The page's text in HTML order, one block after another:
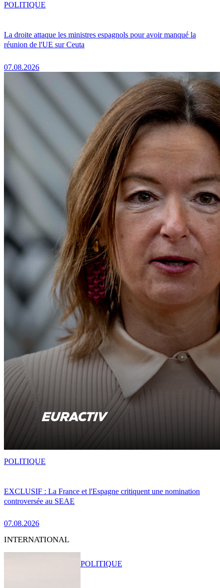
La droite attaque les ministres espagnols pour avoir manqué la
réunion de l'UE sur Ceuta
07.08.2026
POLITIQUE
EXCLUSIF : La France et l'Espagne critiquent une nomination
controversée au SEAE
07.08.2026
POLITIQUE
INTERNATIONAL
POLITIQUE